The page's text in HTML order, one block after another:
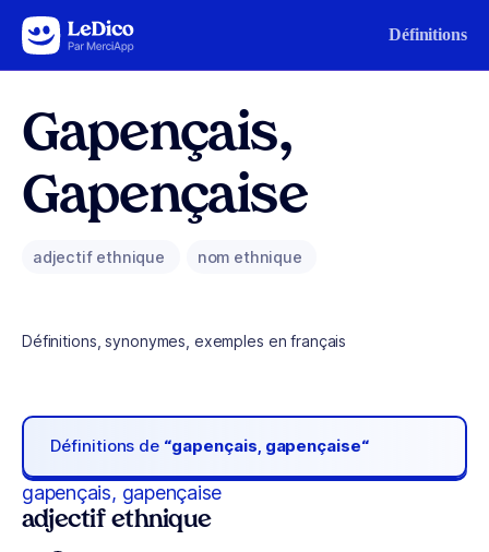
Aller au contenu Définitions
Gapençais,
Gapençaise
adjectif ethnique nom ethnique
Définitions, synonymes, exemples en français
Définitions de “gapençais, gapençaise“
gapençais, gapençaise
adjectif ethnique